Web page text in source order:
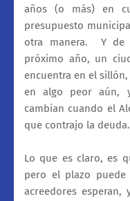
años (o más) en
presupuesto
otra manera.
Y de
próximo año, un
encuentra en el
en algo peor aún,
cambian cuando el
que contrajo la deuda.
Lo que es claro, es
pero el plazo
acreedores